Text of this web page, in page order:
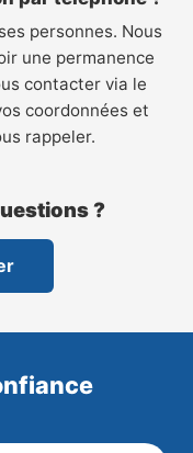
personnes. Nous
une permanence
contacter via le
coordonnées et
rappeler.
?